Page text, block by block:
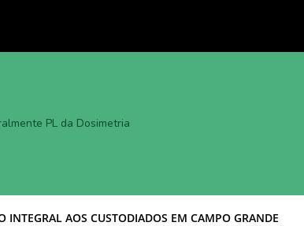
PL da Dosimetria
Oeste
INTEGRAL AOS CUSTODIADOS EM CAMPO GRANDE